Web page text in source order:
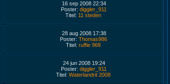
16 sep 2008 22:34
Poster: diggler_911
Titel: 11 steden
28 aug 2008 17:38
Poster: Thomas986
Titel: ruffie 968
24 jun 2008 19:24
Poster: diggler_911
Titel: Waterlandrit 2008